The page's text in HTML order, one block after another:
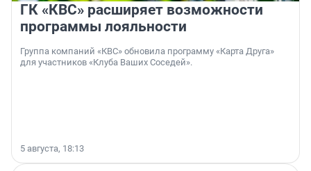
ГК «КВС» расширяет возможности
программы лояльности
Группа компаний «КВС» обновила программу «Карта Друга»
для участников «Клуба Ваших Соседей».
5 августа, 18:13